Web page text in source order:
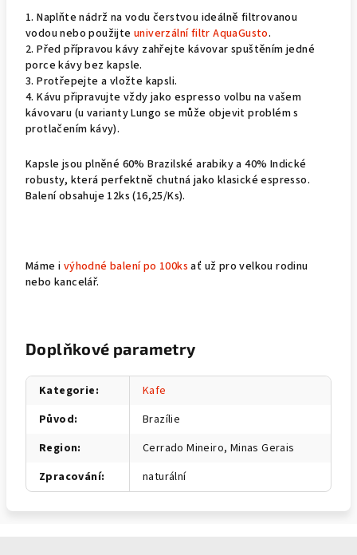
1. Naplňte nádrž na vodu čerstvou ideálně filtrovanou
vodou nebo použijteuniverzální filtr AquaGusto.
2. Před přípravou kávy zahřejte kávovar spuštěním jedné
porce kávy bez kapsle.
3. Protřepejte a vložte kapsli.
4. Kávu připravujte vždy jako espresso volbu na vašem
kávovaru (u varianty Lungo se může objevit problém s
protlačením kávy).
Kapsle jsou plněné 60% Brazilské arabiky a 40% Indické
robusty, která perfektně chutná jako klasické espresso.
Balení obsahuje 12ks (16,25/Ks).
Máme i výhodné balení po 100ks ať už pro velkou rodinu
nebo kancelář.
Doplňkové parametry
Kategorie:
Kafe
Původ:
Brazílie
Region:
Cerrado Mineiro, Minas Gerais
Zpracování: naturální